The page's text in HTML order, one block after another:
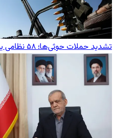
تشدید حملات حوثی‌ها؛ ۵۸ نظامی یمنی کشته شدند